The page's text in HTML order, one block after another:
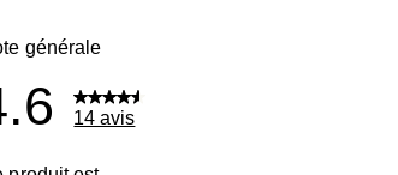
générale
14 avis